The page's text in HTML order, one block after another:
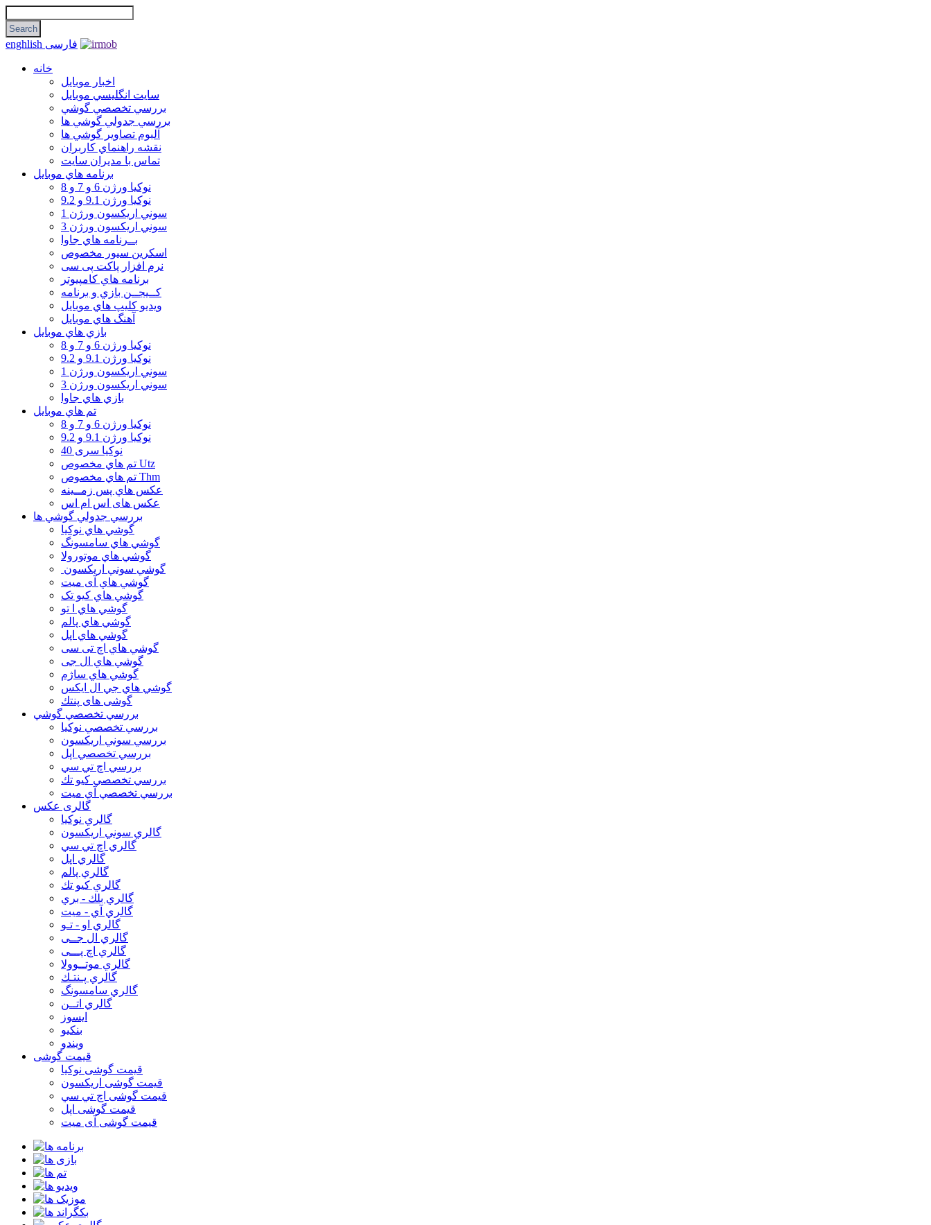
enghlish فارسی
خانه
اخبار موبایل
سايت انگليسي موبايل
بررسي تخصصي گوشي
بررسي جدولي گوشي ها
آلبوم تصاوير گوشي ها
نقشه راهنماي كاربران
تماس با مديران سايت
برنامه هاي موبايل
نوکیا ورژن 6 و 7 و 8
نوکیا ورژن 9.1 و 9.2
سوني اريكسون ورژن 1
سوني اريكسون ورژن 3
بــرنامه هاي جاوا
اسكرين سيور مخصوص
نرم افزار پاکت پی سی
برنامه هاي كامپيوتر
كــيجــن بازي و برنامه
ويديو كليپ هاي موبايل
آهنگ هاي موبايل
بازي هاي موبايل
نوكيا ورژن 6 و 7 و 8
نوكيا ورژن 9.1 و 9.2
سوني اريكسون ورژن 1
سوني اريكسون ورژن 3
بازي هاي جاوا
تم هاي موبايل
نوكيا ورژن 6 و 7 و 8
نوكيا ورژن 9.1 و 9.2
نوکیا سری 40
تم هاي مخصوص Utz
تم هاي مخصوص Thm
عكس هاي پس زمــينه
عكس های اس ام اس
بررسي جدولي گوشي ها
گوشي هاي نوكيا
گوشي هاي سامسونگ
گوشي هاي موتورولا
گوشي سوني اريكسون
گوشي هاي آی میت
گوشي هاي کیو تک
گوشي هاي ا تو
گوشي هاي پالم
گوشي هاي اپل
گوشي هاي اچ تی سی
گوشي هاي ال جی
گوشي هاي ساژم
گوشي هاي جي ال ايكس
گوشی های پنتك
بررسي تخصصي گوشي
بررسي تخصصي نوكيا
بررسي سوني اريكسون
بررسي تخصصي اپل
بررسي اچ تي سي
بررسي تخصصي كيو تك
بررسي تخصصي آي ميت
گالری عکس
گالري نوكيا
گالري سوني اريكسون
گالري اچ تي سي
گالري اپل
گالري پالم
گالري كيو تك
گالري بلك - بري
گالري آي - ميت
گالري او - تـو
گالري ال جــی
گالري اچ پـــی
گالري موتــوولا
گالري پـنتـك
گالري سامسونگ
گالري اتــن
ایسوز
بنکیو
ویندو
قیمت گوشی
قیمت گوشی نوكيا
قیمت گوشی اريكسون
قیمت گوشی اچ تي سي
قیمت گوشی اپل
قیمت گوشی آی میت